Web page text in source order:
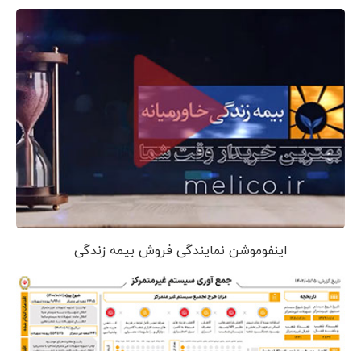
اینفوموشن نمایندگی فروش بیمه زندگی